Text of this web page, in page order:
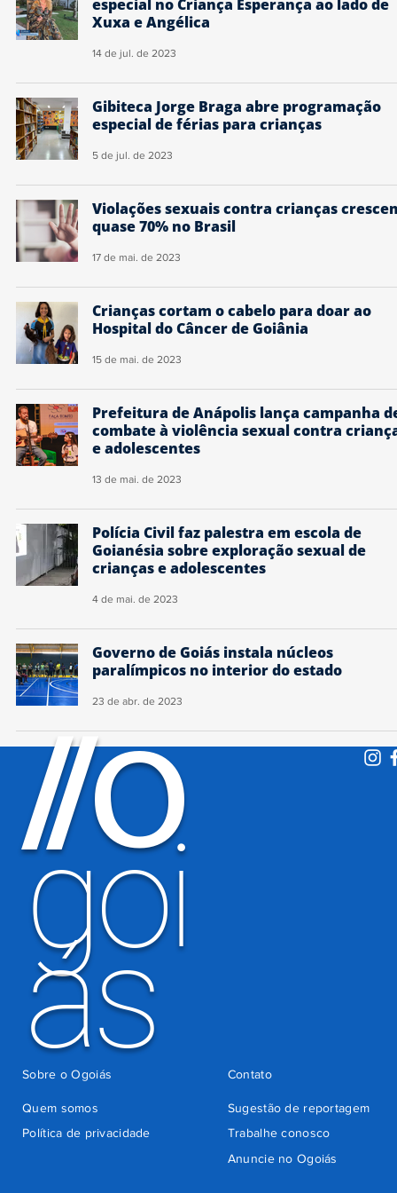
especial no Criança Esperança ao lado de
Xuxa e Angélica
14 de jul. de 2023
Gibiteca Jorge Braga abre programação
especial de férias para crianças
5 de jul. de 2023
Violações sexuais contra crianças
quase 70% no Brasil
17 de mai. de 2023
Crianças cortam o cabelo para doar ao
Hospital do Câncer de Goiânia
15 de mai. de 2023
Prefeitura de Anápolis lança campanha
combate à violência sexual contra
e adolescentes
13 de mai. de 2023
Polícia Civil faz palestra em escola de
Goianésia sobre exploração sexual de
crianças e adolescentes
4 de mai. de 2023
Governo de Goiás instala núcleos
paralímpicos no interior do estado
23 de abr. de 2023
//O
goi
ás
Quem somos
Sugestão de reportagem
Trabalhe conosco
Política de privacidade
Anuncie no Ogoiás
Contato
Sobre o Ogoiás